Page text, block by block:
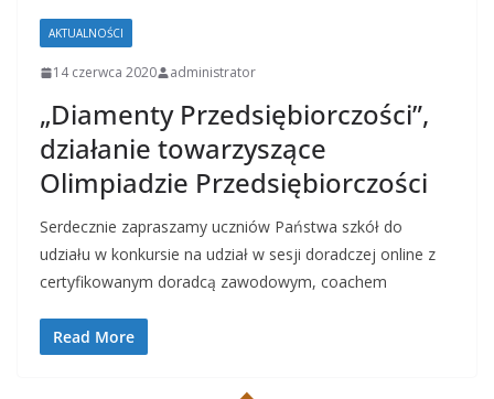
AKTUALNOŚCI
14 czerwca 2020 administrator
„Diamenty Przedsiębiorczości”,
działanie towarzyszące
Olimpiadzie Przedsiębiorczości
Serdecznie zapraszamy uczniów Państwa szkół do
udziału w konkursie na udział w sesji doradczej online z
certyfikowanym doradcą zawodowym, coachem
Read More